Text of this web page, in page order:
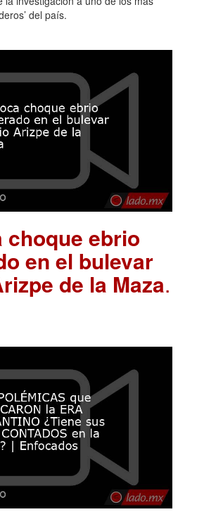
del país.
choque ebrio
en el bulevar
de la Maza.